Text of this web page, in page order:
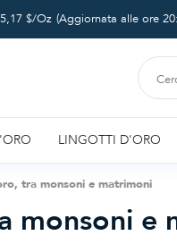
$/Oz (Aggiornata alle ore
LINGOTTI D'ORO
tra monsoni e matrimoni
monsoni e